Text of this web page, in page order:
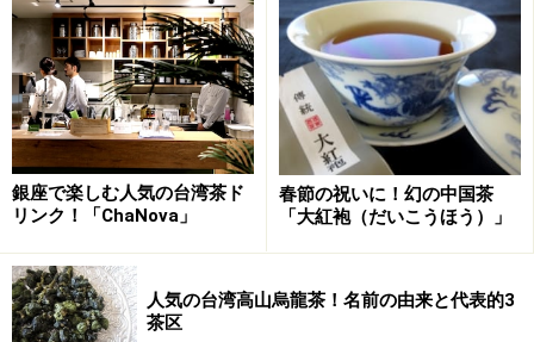
ここに選ばれた二十三の茶壷は、デザインが絶妙で工芸
技術が優れていること、作者の作品に対する境地が深
く、鑑賞の楽しみを満たしてくれること、そして美味し
く淹れるための機能性に優れ、長く愛用に耐えうるもの
という3つの条件で選ばれています。
そうして選ばれた茶壷は、供春（きょうしゅん）によっ
て作り出され、時大彬（じだいひん）などによって引き
継がれていた「龍蛋壺」、壺身の形状がなしに似ている
銀座で楽しむ人気の台湾茶ド
リンク！「ChaNova」
春節の祝いに！幻の中国茶
「大紅袍（だいこうほう）」
人気の台湾高山烏龍茶！名前の由来と代表的3
茶区